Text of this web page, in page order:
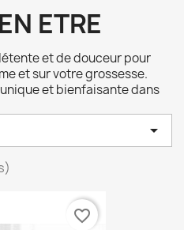
ETRE
et de douceur pour
et sur votre grossesse.
et bienfaisante dans

favorite_border